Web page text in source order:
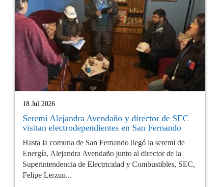
18 Jul 2026
Seremi Alejandra Avendaño y director de SEC
visitan electrodependientes en San Fernando
Hasta la comuna de San Fernando llegó la seremi de
Energía, Alejandra Avendaño junto al director de la
Superintendencia de Electricidad y Combustibles, SEC,
Felipe Lerzun...